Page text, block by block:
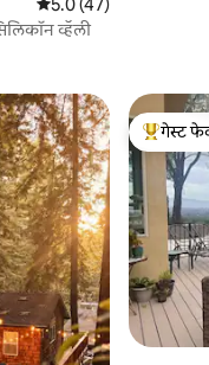
व्हॅली
टॉप गेस्ट
गेस्ट